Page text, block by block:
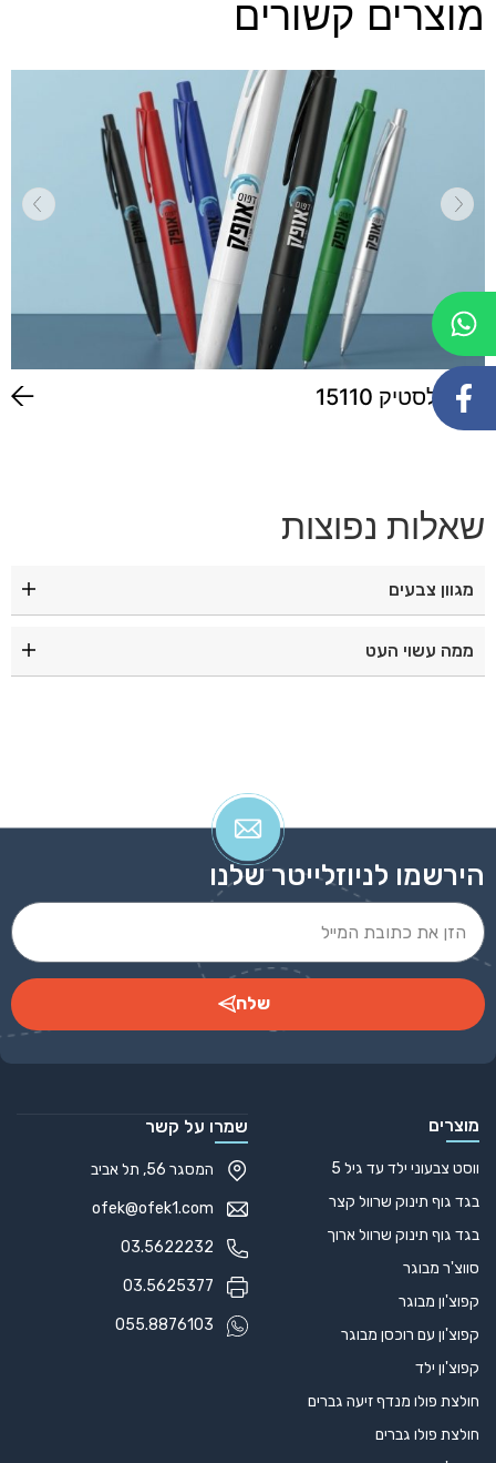
מוצרים קשורים
עט פלסטיק 15110
שאלות נפוצות
מגוון צבעים
ממה עשוי העט
הירשמו לניוזלייטר שלנו
שלח
מוצרים
ווסט צבעוני ילד עד גיל 5
בגד גוף תינוק שרוול קצר
בגד גוף תינוק שרוול ארוך
סווצ'ר מבוגר
קפוצ'ון מבוגר
קפוצ'ון עם רוכסן מבוגר
קפוצ'ון ילד
חולצת פולו מנדף זיעה גברים
חולצת פולו גברים
שמרו על קשר
המסגר 56, תל אביב
ofek@ofek1.com
03.5622232
03.5625377
055.8876103